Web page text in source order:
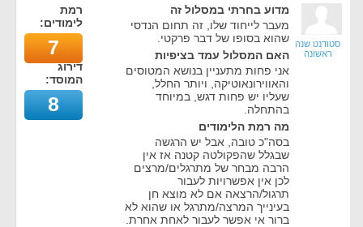
סטודנט שנה
ראשונה
מדוע בחרתי במסלול זה
מעבר לייחוד שלו, זה תחום הנדסי
שהוא בסופו של דבר פרקטי.
האם המסלול עמד בציפיות
אני פחות מתעניין בנושא המטוסים
והאווירונאוטיקה, ויותר החלל,
שעליו יש פחות דגש, במיוחד
בהתחלה.
מה רמת הלימודים
בסה"כ טובה, אבל יש הרגשה
שבגלל שהפקולטה קטנה אז אין
הרבה מבחר של מתרגלים/מרצים
לכן אין אפשרויות לעבור
תרגול/הרצאה אם לא מוצא חן
בעינייך המרצה/מתרגל או שהוא לא
ברור אי אפשר לעבור לאחת אחרת.
רמת
לימודים:
7
דירוג
המוסד:
8